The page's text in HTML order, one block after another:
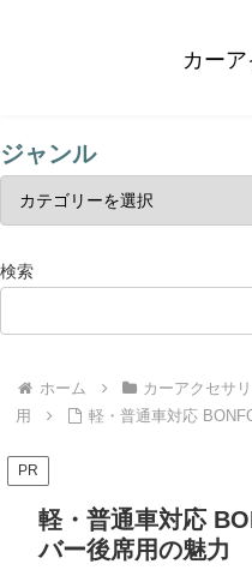
カー
ジャンル
検索
ホーム カーアクセサ
用
軽・普通車対応
PR
軽・普通車対応
バー後席用の魅力